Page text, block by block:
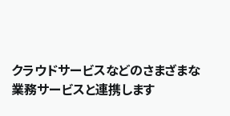
クラウドサービスなどのさまざまな
業務サービスと連携します